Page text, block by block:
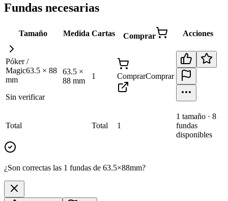
Fundas necesarias
Tamaño Medida Cartas Comprar Acciones
Póker /
Magic63.5 × 88
mm
Sin verificar
63.5 ×
88 mm
1 ComprarComprar
Total Total 1
1 tamaño · 8
fundas
disponibles
¿Son correctas las 1 fundas de 63.5×88mm?